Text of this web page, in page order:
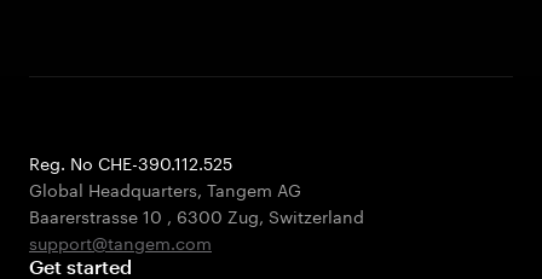
Reg. No CHE-390.112.525
Global Headquarters, Tangem AG
Baarerstrasse 10 , 6300 Zug, Switzerland
support@tangem.com
Get started